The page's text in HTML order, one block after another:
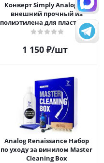
Конверт Simply Analog 12"
внешний прочный из
полиэтилена для пластинок
(25шт)
1 150₽/шт
Analog Renaissance Набор
по уходу за винилом Master
Cleaning Box